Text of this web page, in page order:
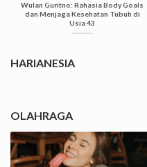
Wulan Guritno: Rahasia Body Goals
dan Menjaga Kesehatan Tubuh di
Usia 43
HARIANESIA
OLAHRAGA